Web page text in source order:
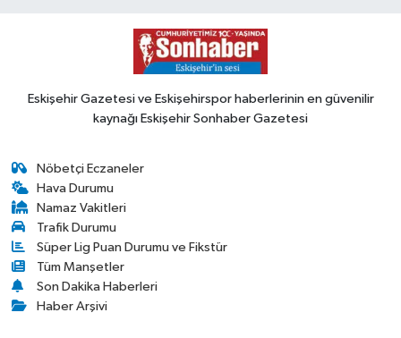
Eskişehir Gazetesi ve Eskişehirspor haberlerinin en güvenilir
kaynağı Eskişehir Sonhaber Gazetesi
Nöbetçi Eczaneler
Hava Durumu
Namaz Vakitleri
Trafik Durumu
Süper Lig Puan Durumu ve Fikstür
Tüm Manşetler
Son Dakika Haberleri
Haber Arşivi